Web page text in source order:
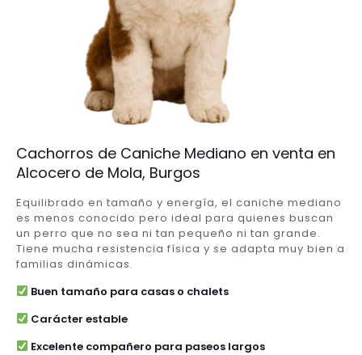
Cachorros de Caniche Mediano en venta en
Alcocero de Mola, Burgos
Equilibrado en tamaño y energía, el caniche mediano
es menos conocido pero ideal para quienes buscan
un perro que no sea ni tan pequeño ni tan grande.
Tiene mucha resistencia física y se adapta muy bien a
familias dinámicas.
Buen tamaño para casas o chalets
Carácter estable
Excelente compañero para paseos largos